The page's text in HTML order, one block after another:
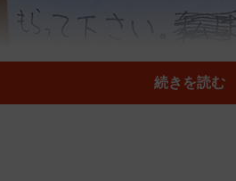
続きを読む